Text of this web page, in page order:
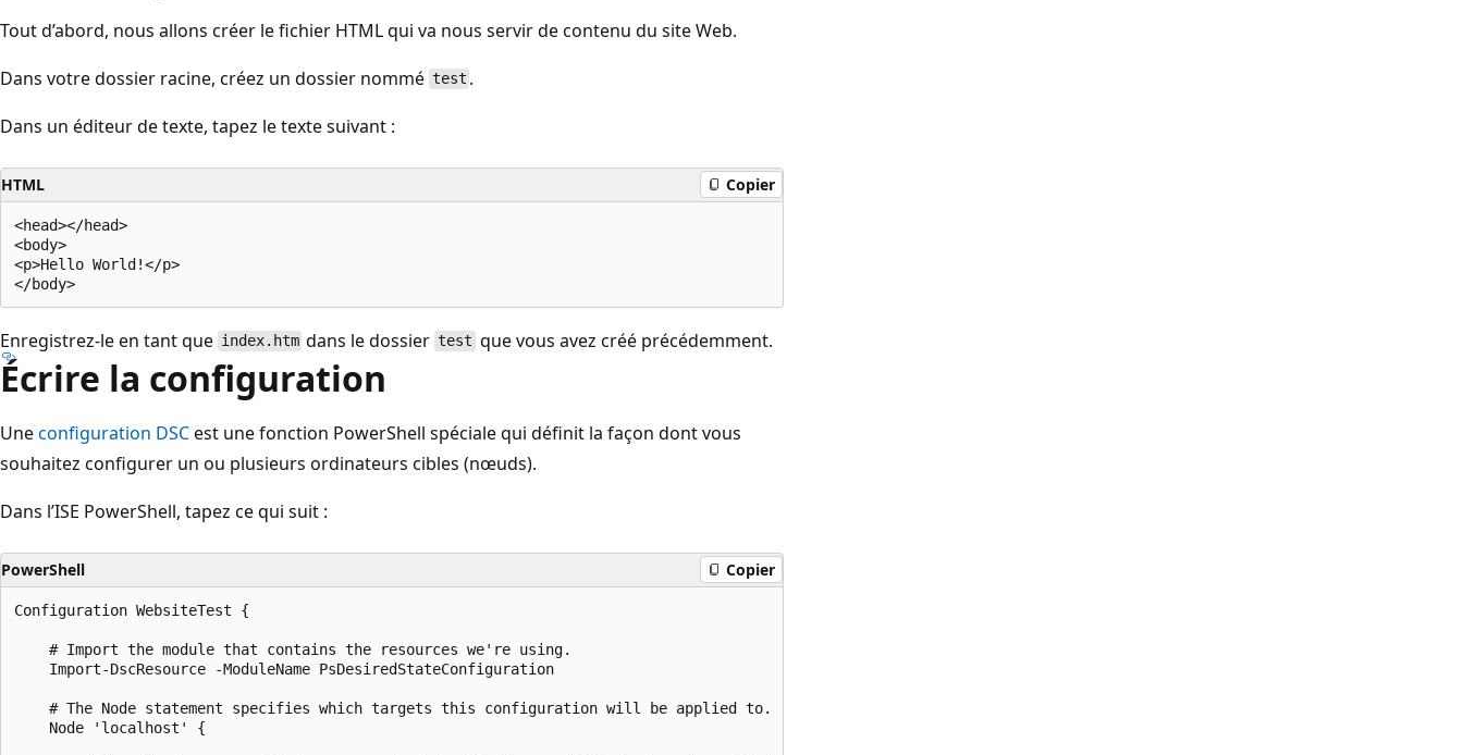
Tout d’abord, nous allons créer le fichier HTML qui va nous servir de contenu du site Web.
Dans votre dossier racine, créez un dossier nommé test .
Dans un éditeur de texte, tapez le texte suivant :
HTML Copier
<head></head>
<body>
<p>Hello World!</p>
Enregistrez-le en tant que index.htm dans le dossiertest que vous avez créé précédemment.
Écrire la configuration
Uneconfiguration DSCest une fonction PowerShell spéciale qui définit la façon dont vous
souhaitez configurer un ou plusieurs ordinateurs cibles (nœuds).
Dans l’ISE PowerShell, tapez ce qui suit :
PowerShell Copier
Configuration WebsiteTest {
    # Import the module that contains the resources we're using.
    Import-DscResource -ModuleName PsDesiredStateConfiguration
    # The Node statement specifies which targets this configuration will be applied to.
    Node 'localhost' {